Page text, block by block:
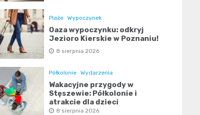
Plaże Wypoczynek
Oaza wypoczynku: odkryj
Jezioro Kierskie w Poznaniu!
8 sierpnia 2026
Półkolonie Wydarzenia
Wakacyjne przygody w
Stęszewie: Półkolonie i
atrakcje dla dzieci
8 sierpnia 2026